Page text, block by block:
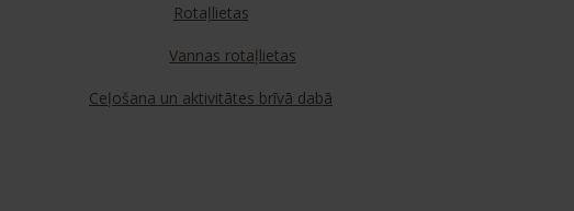
Rotaļlietas
Vannas rotaļlietas
Ceļošana un aktivitātes brīvā dabā